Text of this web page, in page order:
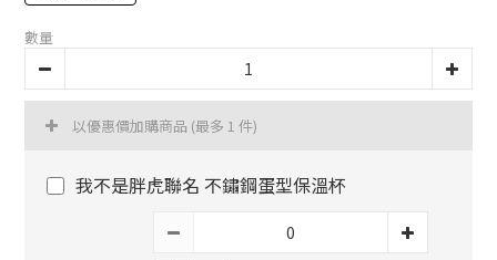
數量
以優惠價加購商品 (最多 1 件)
我不是胖虎聯名 不鏽鋼蛋型保溫杯